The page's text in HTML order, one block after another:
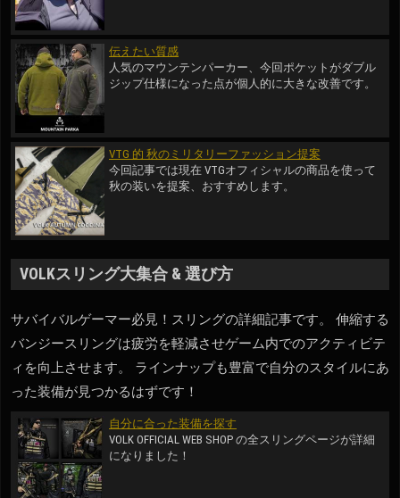
伝えたい質感
人気のマウンテンパーカー、今回ポケットがダブル
ジップ仕様になった点が個人的に大きな改善です。
VTG 的 秋のミリタリーファッション提案
今回記事では現在 VTGオフィシャルの商品を使って
秋の装いを提案、おすすめします。
VOLKスリング大集合 & 選び方
サバイバルゲーマー必見！スリングの詳細記事です。 伸縮する
バンジースリングは疲労を軽減させゲーム内でのアクティビテ
ィを向上させます。 ラインナップも豊富で自分のスタイルにあ
った装備が見つかるはずです！
自分に合った装備を探す
VOLK OFFICIAL WEB SHOP の全スリングページが詳細
になりました！